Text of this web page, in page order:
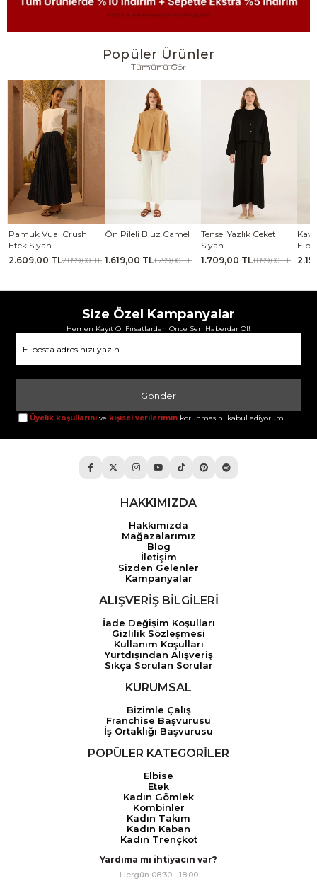
Popüler Ürünler
Tümünü Gör
Pamuk Vual Crush
Etek Siyah
2.609,00 TL2.899,00 TL
Ön Pileli Bluz Camel
1.619,00 TL1.799,00 TL
Tensel Yazlık Ceket
Siyah
1.709,00 TL1.899,00 TL
Size Özel Kampanyalar
Hemen Kayıt Ol Fırsatlardan Önce Sen Haberdar Ol!
Gönder
Üyelik koşullarını ve kişisel verilerimin korunmasını kabul ediyorum.
HAKKIMIZDA
Hakkımızda
Mağazalarımız
Blog
İletişim
Sizden Gelenler
Kampanyalar
ALIŞVERİŞ BİLGİLERİ
İade Değişim Koşulları
Gizlilik Sözleşmesi
Kullanım Koşulları
Yurtdışından Alışveriş
Sıkça Sorulan Sorular
KURUMSAL
Bizimle Çalış
Franchise Başvurusu
İş Ortaklığı Başvurusu
POPÜLER KATEGORİLER
Elbise
Etek
Kadın Gömlek
Kombinler
Kadın Takım
Kadın Kaban
Kadın Trençkot
Yardıma mı ihtiyacın var?
Hergün 08:30 - 18:00